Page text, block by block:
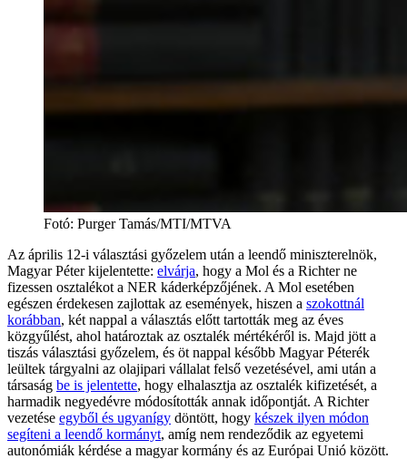
Fotó: Purger Tamás/MTI/MTVA
Az április 12-i választási győzelem után a leendő miniszterelnök,
Magyar Péter kijelentette: elvárja, hogy a Mol és a Richter ne
fizessen osztalékot a NER káderképzőjének. A Mol esetében
egészen érdekesen zajlottak az események, hiszen a szokottnál
korábban, két nappal a választás előtt tartották meg az éves
közgyűlést, ahol határoztak az osztalék mértékéről is. Majd jött a
tiszás választási győzelem, és öt nappal később Magyar Péterék
leültek tárgyalni az olajipari vállalat felső vezetésével, ami után a
társaság be is jelentette, hogy elhalasztja az osztalék kifizetését, a
harmadik negyedévre módosították annak időpontját. A Richter
vezetése egyből és ugyanígy döntött, hogy készek ilyen módon
segíteni a leendő kormányt, amíg nem rendeződik az egyetemi
autonómiák kérdése a magyar kormány és az Európai Unió között.